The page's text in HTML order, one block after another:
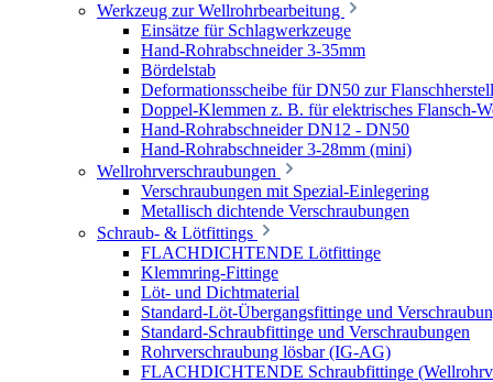
Werkzeug zur Wellrohrbearbeitung
Einsätze für Schlagwerkzeuge
Hand-Rohrabschneider 3-35mm
Bördelstab
Deformationsscheibe für DN50 zur
Doppel-Klemmen z. B. für elektrisches Flansch-
Hand-Rohrabschneider DN12 - DN50
Hand-Rohrabschneider 3-28mm (mini)
Wellrohrverschraubungen
Verschraubungen mit Spezial-Einlegering
Metallisch dichtende Verschraubungen
Schraub- & Lötfittings
FLACHDICHTENDE Lötfittinge
Klemmring-Fittinge
Löt- und Dichtmaterial
Standard-Löt-Übergangsfittinge und
Standard-Schraubfittinge und Verschraubungen
Rohrverschraubung lösbar (IG-AG)
FLACHDICHTENDE Schraubfittinge